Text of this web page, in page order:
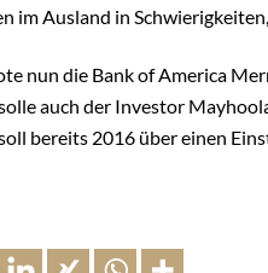
im Ausland in
nun die Bank of America
auch der Investor
bereits 2016 über einen